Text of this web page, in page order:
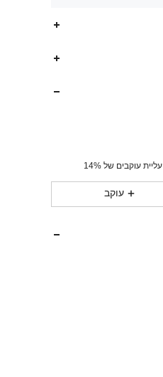
עליית עוקבים של 14%
עוקב